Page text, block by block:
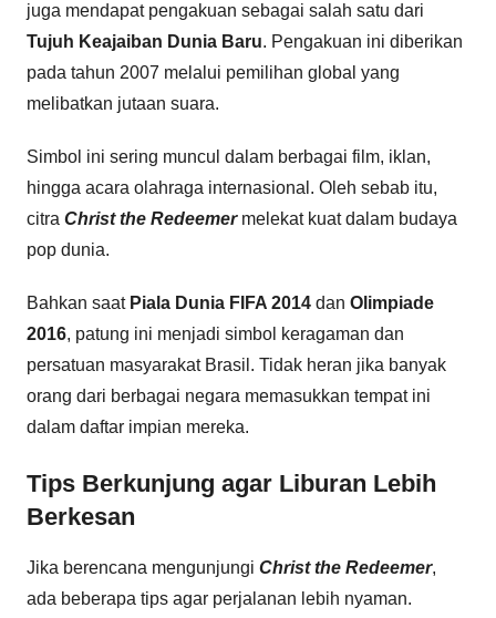
juga mendapat pengakuan sebagai salah satu dari
Tujuh Keajaiban Dunia Baru. Pengakuan ini diberikan
pada tahun 2007 melalui pemilihan global yang
melibatkan jutaan suara.
Simbol ini sering muncul dalam berbagai film, iklan,
hingga acara olahraga internasional. Oleh sebab itu,
citra Christ the Redeemermelekat kuat dalam budaya
pop dunia.
Bahkan saat Piala Dunia FIFA 2014 dan Olimpiade
2016, patung ini menjadi simbol keragaman dan
persatuan masyarakat Brasil. Tidak heran jika banyak
orang dari berbagai negara memasukkan tempat ini
dalam daftar impian mereka.
Tips Berkunjung agar Liburan Lebih
Berkesan
Jika berencana mengunjungi Christ the Redeemer,
ada beberapa tips agar perjalanan lebih nyaman.